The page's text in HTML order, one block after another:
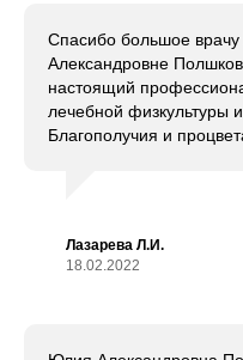
Спасибо большое
Александровне
настоящий
лечебной физкультуры
Благополучия и
Лазарева Л.И.
18.02.2022